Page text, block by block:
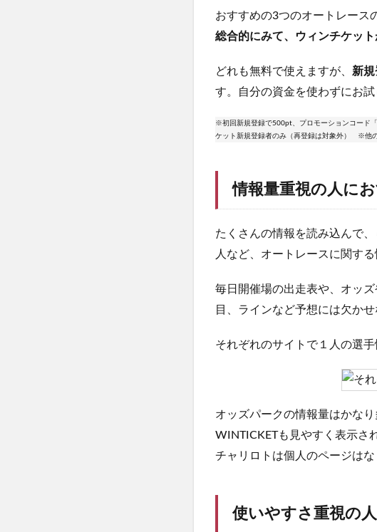
おすすめの3つのオートレース
総合的にみて、ウィンチケット
どれも無料で使えますが、 新
す。自分の資金を使わずにお
※初回新規登録で500pt、プロモーションコー
ケット新規登録者のみ（再登録は対象外） ※他の
情報量重視の人に
たくさんの情報を読み込んで
人など、オートレースに関す
毎日開催場の出走表や、オッ
目、ラインなど予想には欠かせ
それぞれのサイトで１人の選
オッズパークの情報量はかな
WINTICKETも見やすく表示さ
チャリロトは個人のページは
使いやすさ重視の